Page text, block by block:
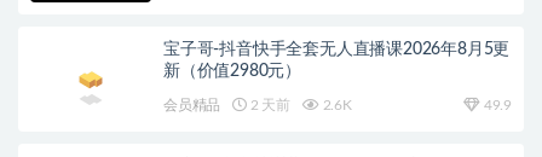
宝子哥-抖音快手全套无人直播课2026年8月5更
新（价值2980元）
会员精品 2 天前 2.6K 49.9